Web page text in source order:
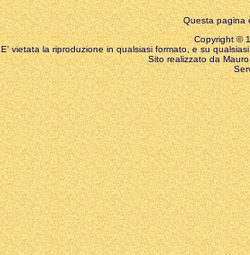
Questa pagina
Copyright ©
E' vietata la riproduzione in qualsiasi formato, e su
Sito realizzato da